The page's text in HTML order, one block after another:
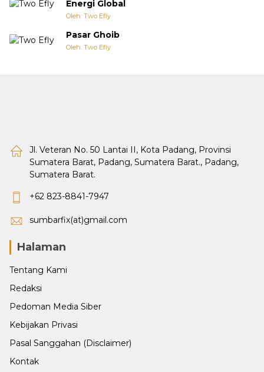
Energi Global
Oleh: Two Efly
Pasar Ghoib
Oleh: Two Efly
Jl. Veteran No. 50 Lantai II, Kota Padang, Provinsi
Sumatera Barat, Padang, Sumatera Barat., Padang,
Sumatera Barat.
+62 823-8841-7947
sumbarfix(at)gmail.com
Halaman
Tentang Kami
Redaksi
Pedoman Media Siber
Kebijakan Privasi
Pasal Sanggahan (Disclaimer)
Kontak